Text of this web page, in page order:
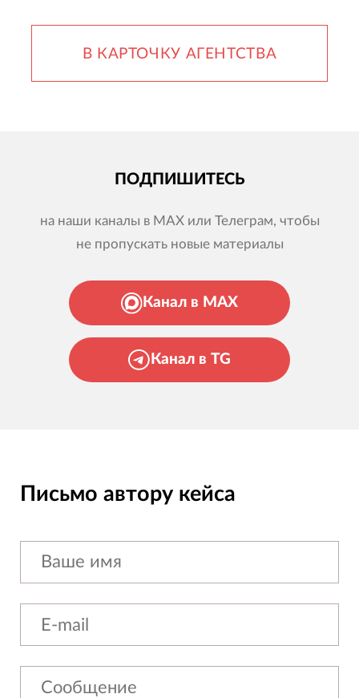
В КАРТОЧКУ АГЕНТСТВА
ПОДПИШИТЕСЬ
на наши каналы в MAX или Телеграм, чтобы
не пропускать новые материалы
Канал в MAX
Канал в TG
Письмо автору кейса